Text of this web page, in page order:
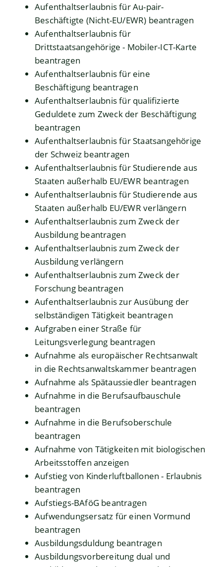
Aufenthaltserlaubnis für Au-pair-
Beschäftigte (Nicht-EU/EWR) beantragen
Aufenthaltserlaubnis für
Drittstaatsangehörige - Mobiler-ICT-Karte
beantragen
Aufenthaltserlaubnis für eine
Beschäftigung beantragen
Aufenthaltserlaubnis für qualifizierte
Geduldete zum Zweck der Beschäftigung
beantragen
Aufenthaltserlaubnis für Staatsangehörige
der Schweiz beantragen
Aufenthaltserlaubnis für Studierende aus
Staaten außerhalb EU/EWR beantragen
Aufenthaltserlaubnis für Studierende aus
Staaten außerhalb EU/EWR verlängern
Aufenthaltserlaubnis zum Zweck der
Ausbildung beantragen
Aufenthaltserlaubnis zum Zweck der
Ausbildung verlängern
Aufenthaltserlaubnis zum Zweck der
Forschung beantragen
Aufenthaltserlaubnis zur Ausübung der
selbständigen Tätigkeit beantragen
Aufgraben einer Straße für
Leitungsverlegung beantragen
Aufnahme als europäischer Rechtsanwalt
in die Rechtsanwaltskammer beantragen
Aufnahme als Spätaussiedler beantragen
Aufnahme in die Berufsaufbauschule
beantragen
Aufnahme in die Berufsoberschule
beantragen
Aufnahme von Tätigkeiten mit biologischen
Arbeitsstoffen anzeigen
Aufstieg von Kinderluftballonen - Erlaubnis
beantragen
Aufstiegs-BAföG beantragen
Aufwendungsersatz für einen Vormund
beantragen
Ausbildungsduldung beantragen
Ausbildungsvorbereitung dual und